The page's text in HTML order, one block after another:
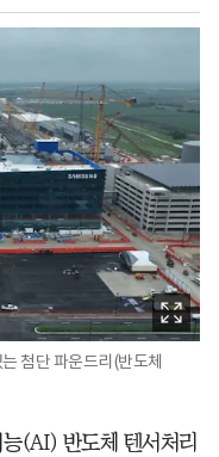
첨단 파운드리(반도체
(AI) 반도체 텐서처리